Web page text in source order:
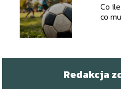
Co
co
Redakcja